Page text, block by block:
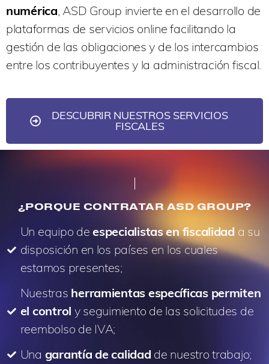
numérica, ASD Group invierte en el desarrollo de
plataformas de servicios online facilitando la
gestión de las obligaciones y de los intercambios
entre los contribuyentes y la administración fiscal.
DESCUBRIR NUESTROS SERVICIOS
FISCALES
¿PORQUE CONTRATAR ASD GROUP?
Un equipo deespecialistas en fiscalidad a su
disposición en los países en los cuales
estamos presentes;
Nuestras herramientas específicas permiten
el control y seguimiento de las solicitudes de
reembolso de IVA;
Una garantía de calidad de nuestro trabajo;